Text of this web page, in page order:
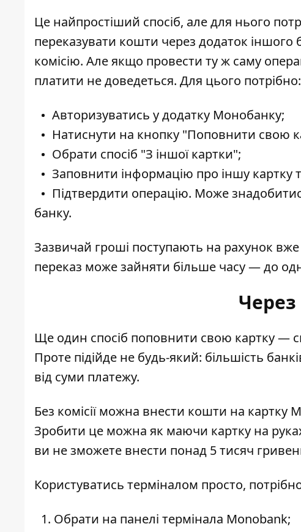
Це найпростіший спосіб, але для нього
переказувати кошти через додаток іншого
комісію. Але якщо провести ту ж саму
платити не доведеться. Для цього потрібно:
Авторизуватись у додатку Монобанку;
Натиснути на кнопку "Поповнити свою
Обрати спосіб "З іншої картки";
Заповнити інформацію про іншу картку
Підтвердити операцію. Може
банку.
Зазвичай гроші поступають на рахунок
переказ може зайняти більше часу — до
Через
Ще один спосіб поповнити свою картку —
Проте підійде не будь-який: більшість
від суми платежу.
Без комісії можна внести кошти на картку
Зробити це можна як маючи картку на
ви не зможете внести понад 5 тисяч
Користуватись терміналом просто,
Обрати на панелі термінала Monobank;